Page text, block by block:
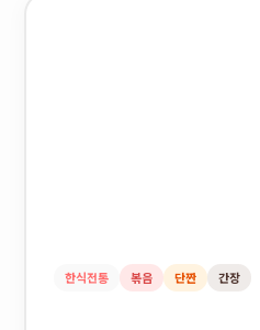
한식전통 볶음 단짠 간장